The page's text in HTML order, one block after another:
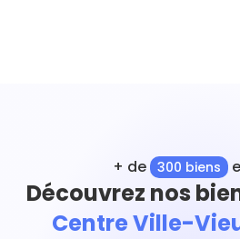
+ de 300 biens
Découvrez nos
Centre Ville-